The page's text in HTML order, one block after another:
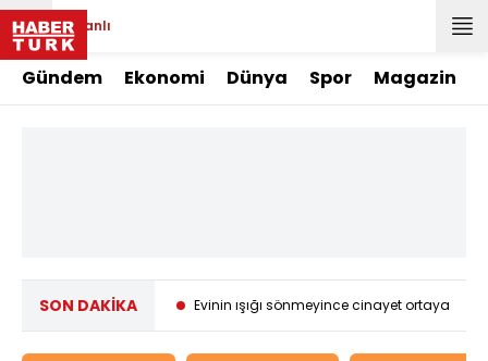
Canlı
Gündem Ekonomi Dünya Spor Magazin
SON DAKİKA
16 şüpheli adliyede Evinin ışığı sönmeyince cinayet ortaya çıktı!